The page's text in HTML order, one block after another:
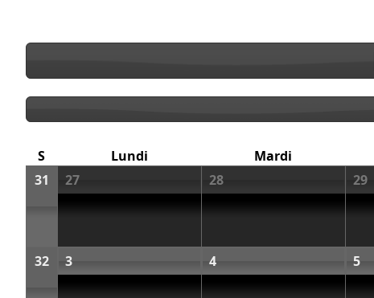
S
Lundi Mardi
31
27 28 29
32 3 4 5